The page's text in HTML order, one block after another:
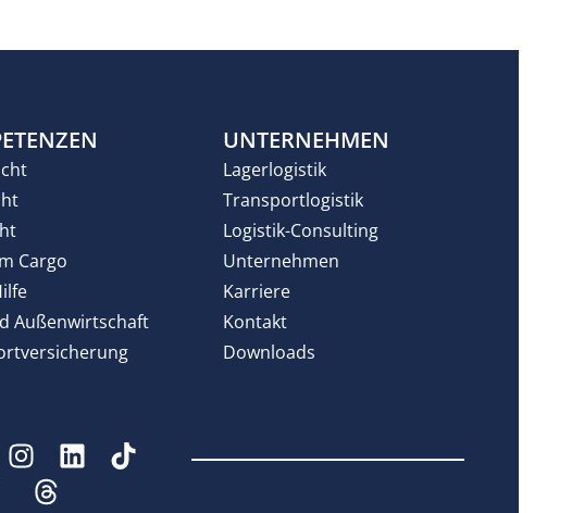
Cargo
Außenwirtschaft
UNTERNEHMEN
Lagerlogistik
Transportlogistik
Logistik-Consulting
Unternehmen
Karriere
Kontakt
Downloads